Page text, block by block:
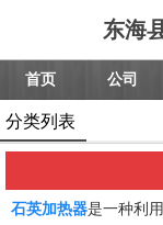
东海
首页 公司
分类列表
石英加热器是一种利